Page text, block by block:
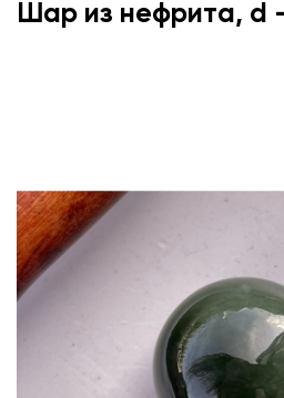
Шар из нефрита, d